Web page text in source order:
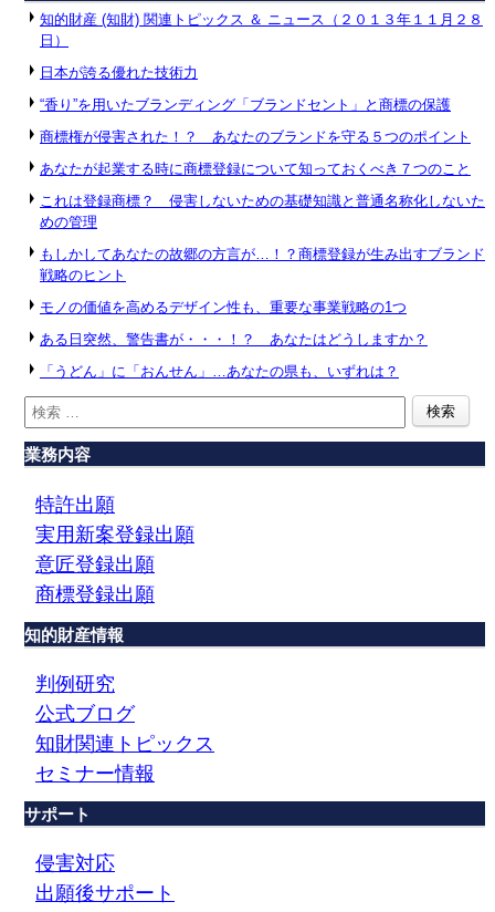
知的財産 (知財) 関連トピックス ＆ ニュース（２０１３年１１月２８
日）
日本が誇る優れた技術力
“香り”を用いたブランディング「ブランドセント」と商標の保護
商標権が侵害された！？ あなたのブランドを守る５つのポイント
あなたが起業する時に商標登録について知っておくべき７つのこと
これは登録商標？ 侵害しないための基礎知識と普通名称化しないた
めの管理
もしかしてあなたの故郷の方言が…！？商標登録が生み出すブランド
戦略のヒント
モノの価値を高めるデザイン性も、重要な事業戦略の1つ
ある日突然、警告書が・・・！？ あなたはどうしますか？
「うどん」に「おんせん」…あなたの県も、いずれは？
業務内容
特許出願
実用新案登録出願
意匠登録出願
商標登録出願
知的財産情報
判例研究
公式ブログ
知財関連トピックス
セミナー情報
サポート
侵害対応
出願後サポート